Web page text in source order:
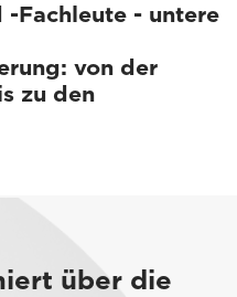
-Fachleute - untere
von der
zu den
über die